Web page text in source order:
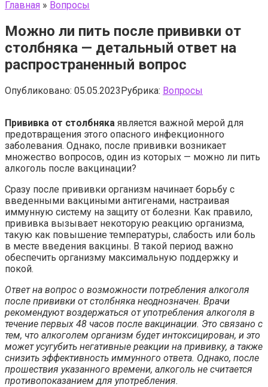
Главная » Вопросы
Можно ли пить после прививки от
столбняка — детальный ответ на
распространенный вопрос
Опубликовано: 05.05.2023Рубрика: Вопросы
Прививка от столбняка является важной мерой для
предотвращения этого опасного инфекционного
заболевания. Однако, после прививки возникает
множество вопросов, один из которых — можно ли пить
алкоголь после вакцинации?
Сразу после прививки организм начинает борьбу с
введенными вакциными антигенами, настраивая
иммунную систему на защиту от болезни. Как правило,
прививка вызывает некоторую реакцию организма,
такую как повышение температуры, слабость или боль
в месте введения вакцины. В такой период важно
обеспечить организму максимальную поддержку и
покой.
Ответ на вопрос о возможности потребления алкоголя
после прививки от столбняка неоднозначен. Врачи
рекомендуют воздержаться от употребления алкоголя в
течение первых 48 часов после вакцинации. Это связано с
тем, что алкоголем организм будет интоксицирован, и это
может усугубить негативные реакции на прививку, а также
снизить эффективность иммунного ответа. Однако, после
прошествия указанного времени, алкоголь не считается
противопоказанием для употребления.